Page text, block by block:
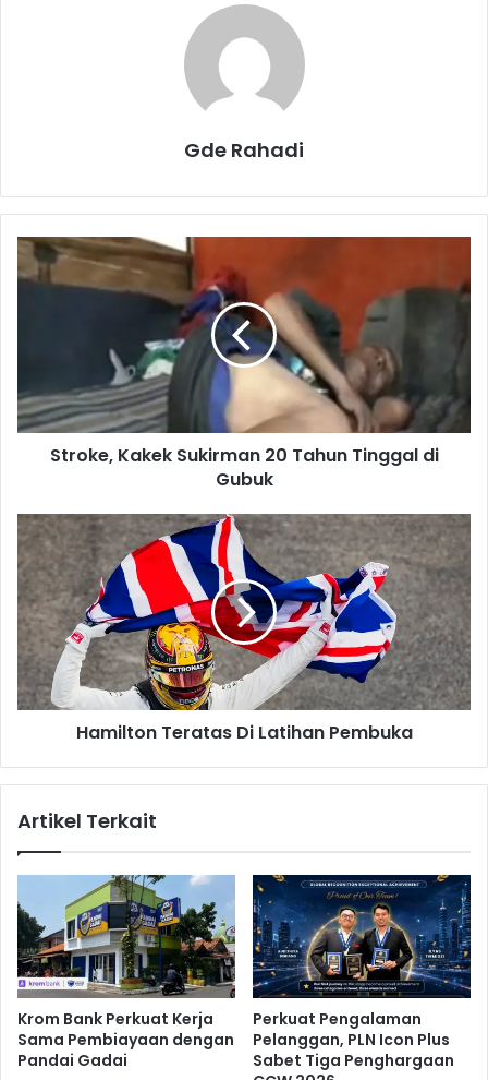
Gde Rahadi
S
t
K
a
S
u
k
a
n
2
u
n
g
g
a
l
d
i
Stroke, Kakek Sukirman 20 Tahun Tinggal di
Gubuk
H
m
i
l
o
n
T
a
L
a
t
i
a
n
Hamilton Teratas Di Latihan Pembuka
Artikel Terkait
Krom Bank Perkuat Kerja
Sama Pembiayaan dengan
Pandai Gadai
Perkuat Pengalaman
Pelanggan, PLN Icon Plus
Sabet Tiga Penghargaan